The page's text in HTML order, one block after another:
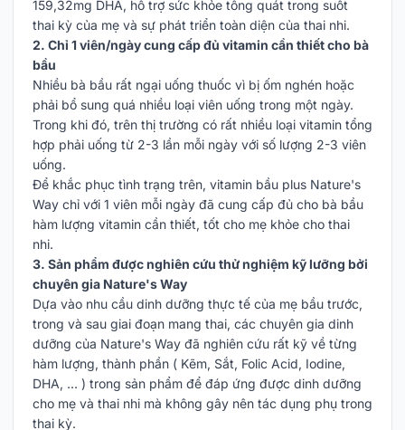
159,32mg DHA, hỗ trợ sức khỏe tổng quát trong suốt
thai kỳ của mẹ và sự phát triển toàn diện của thai nhi.
2. Chỉ 1 viên/ngày cung cấp đủ vitamin cần thiết cho bà
bầu
Nhiều bà bầu rất ngại uống thuốc vì bị ốm nghén hoặc
phải bổ sung quá nhiều loại viên uống trong một ngày.
Trong khi đó, trên thị trường có rất nhiều loại vitamin tổng
hợp phải uống từ 2-3 lần mỗi ngày với số lượng 2-3 viên
uống.
Để khắc phục tình trạng trên, vitamin bầu plus Nature's
Way chỉ với 1 viên mỗi ngày đã cung cấp đủ cho bà bầu
hàm lượng vitamin cần thiết, tốt cho mẹ khỏe cho thai
nhi.
3. Sản phẩm được nghiên cứu thử nghiệm kỹ lưỡng bởi
chuyên gia Nature's Way
Dựa vào nhu cầu dinh dưỡng thực tế của mẹ bầu trước,
trong và sau giai đoạn mang thai, các chuyên gia dinh
dưỡng của Nature's Way đã nghiên cứu rất kỹ về từng
hàm lượng, thành phần ( Kẽm, Sắt, Folic Acid, Iodine,
DHA, ... ) trong sản phẩm để đáp ứng được dinh dưỡng
cho mẹ và thai nhi mà không gây nên tác dụng phụ trong
thai kỳ.